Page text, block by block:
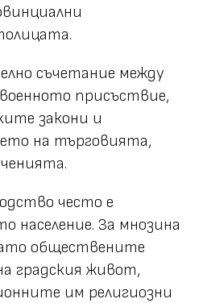
съчетание между
присъствие,
закони и
на търговията,
често е
За мнозина
обществените
градския живот,
им религиозни